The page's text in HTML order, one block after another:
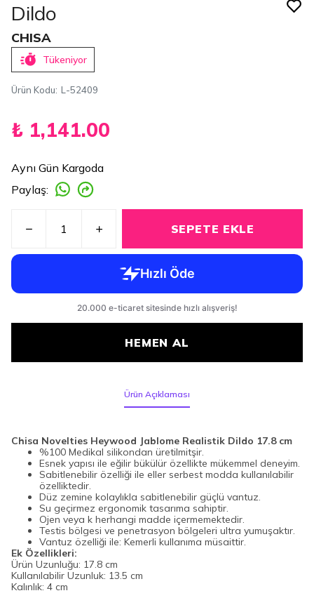
Dildo
CHISA
Tükeniyor
Ürün Kodu: L-52409
₺ 1,141.00
Aynı Gün Kargoda
Paylaş:
SEPETE EKLE
HEMEN AL
Ürün Açıklaması
Chisa Novelties Heywood Jablome Realistik Dildo 17.8 cm
%100 Medikal silikondan üretilmitşir.
Esnek yapısı ile eğilir bükülür özellikte mükemmel deneyim.
Sabitlenebilir özelliği ile eller serbest modda kullanılabilir
özelliktedir.
Düz zemine kolaylıkla sabitlenebilir güçlü vantuz.
Su geçirmez ergonomik tasarıma sahiptir.
Ojen veya k herhangi madde içermemektedir.
Testis bölgesi ve penetrasyon bölgeleri ultra yumuşaktır.
Vantuz özelliği ile: Kemerli kullanıma müsaittir.
Ek Özellikleri:
Ürün Uzunluğu: 17.8 cm
Kullanılabilir Uzunluk: 13.5 cm
Kalınlık: 4 cm